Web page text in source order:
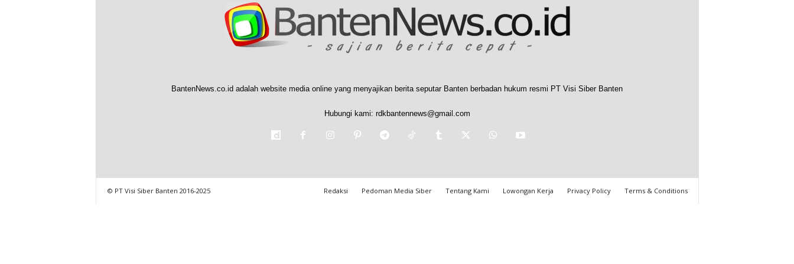
BantenNews.co.id adalah website media online yang menyajikan berita seputar Banten berbadan hukum resmi PT Visi Siber Banten
Hubungi kami: rdkbantennews@gmail.com
Redaksi Pedoman Media Siber Tentang Kami Lowongan Kerja Privacy Policy Terms & Conditions
© PT Visi Siber Banten 2016-2025